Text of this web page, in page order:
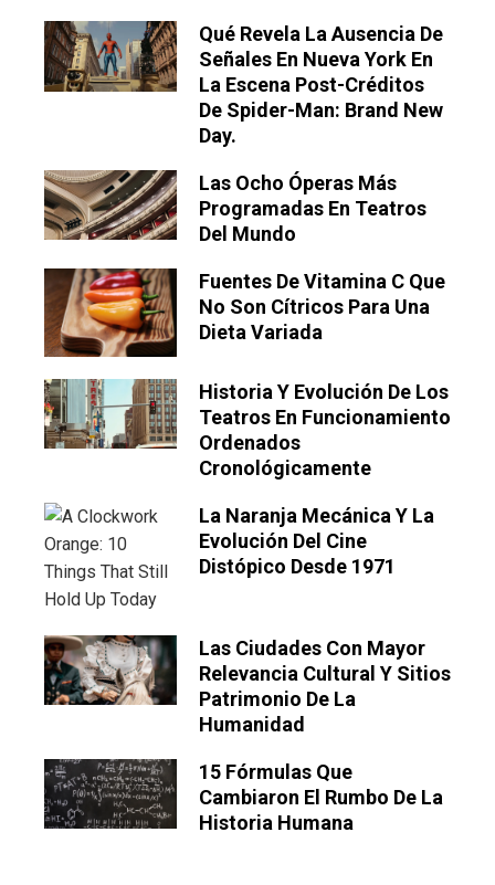
Qué Revela La Ausencia De
Señales En Nueva York En
La Escena Post-Créditos
De Spider-Man: Brand New
Day.
Las Ocho Óperas Más
Programadas En Teatros
Del Mundo
Fuentes De Vitamina C Que
No Son Cítricos Para Una
Dieta Variada
Historia Y Evolución De Los
Teatros En Funcionamiento
Ordenados
Cronológicamente
La Naranja Mecánica Y La
Evolución Del Cine
Distópico Desde 1971
Las Ciudades Con Mayor
Relevancia Cultural Y Sitios
Patrimonio De La
Humanidad
15 Fórmulas Que
Cambiaron El Rumbo De La
Historia Humana